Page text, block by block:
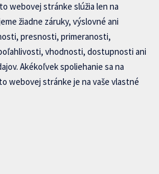
webovej stránke slúžia len na
žiadne záruky, výslovné ani
presnosti, primeranosti,
vhodnosti, dostupnosti ani
Akékoľvek spoliehanie sa na
webovej stránke je na vaše vlastné